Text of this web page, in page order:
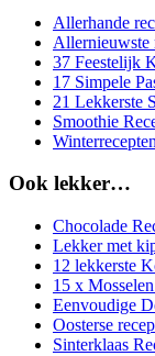
Allerhande
Allernieuwste
37 Feestelijk
17 Simpele
21 Lekkerste
Smoothie
Ook lekker…
Chocolade
Lekker met
12 lekkerste
15 x
Eenvoudige
Oosterse
Sinterklaas